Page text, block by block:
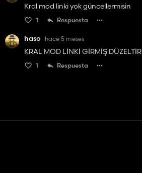
Kral mod linki yok güncellermisin
1 Respuesta
haso hace 5 meses
KRAL MOD LİNKİ GİRMİŞ
1 Respuesta